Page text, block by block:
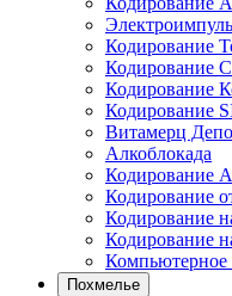
Кодирование
Кодирование
Кодирование
Кодирование
Витамерц Депо
Алкоблокада
Кодирование
Кодирование
Кодирование
Кодирование
Компьютерное
Похмелье